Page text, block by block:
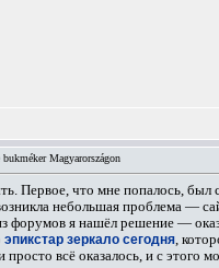
Magyarországon
Первое, что мне попалось,
небольшая проблема —
форумов я нашёл решение —
эпикстар зеркало сегодня ,
всё оказалось, и с этого